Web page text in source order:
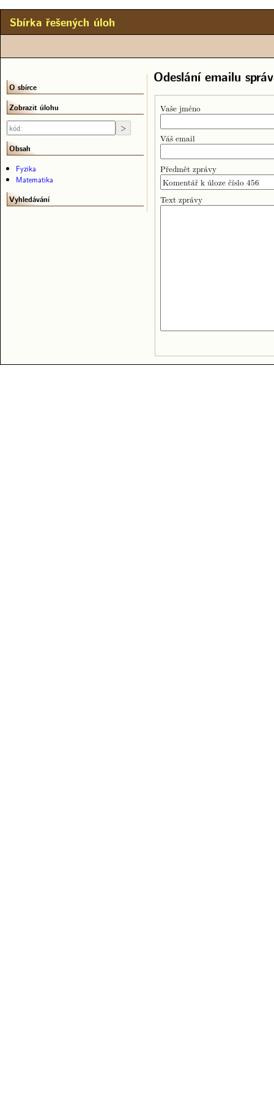
Sbírka řešených úloh
Odeslání emailu
Vaše jméno
Váš email
Předmět zprávy
Text zprávy
O sbírce
Zobrazit úlohu
Obsah
Fyzika
Matematika
Vyhledávání